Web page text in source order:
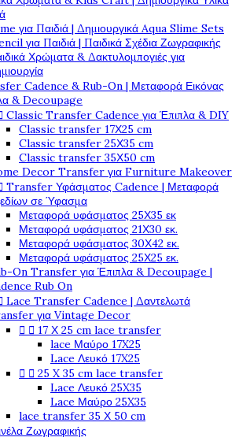
για Παιδιά | Δημιουργικά Aqua Slime Sets
για Παιδιά | Παιδικά Σχέδια Ζωγραφικής
Χρώματα & Δακτυλομπογιές για
Cadence & Rub-On | Μεταφορά Εικόνας
& Decoupage
Classic Transfer Cadence για Έπιπλα & DIY
Classic transfer 17Χ25 cm
Classic transfer 25Χ35 cm
Classic transfer 35Χ50 cm
Decor Transfer για Furniture Makeover
Transfer Υφάσματος Cadence | Μεταφορά
σε Ύφασμα
Μεταφορά υφάσματος 25Χ35 εκ
Μεταφορά υφάσματος 21Χ30 εκ.
Μεταφορά υφάσματος 30Χ42 εκ.
Μεταφορά υφάσματος 25Χ25 εκ.
On Transfer για Έπιπλα & Decoupage |
Rub On
Lace Transfer Cadence | Δαντελωτά
για Vintage Decor
  17 Χ 25 cm lace transfer
lace Μαύρο 17X25
Lace Λευκό 17X25
  25 X 35 cm lace transfer
Lace Λευκό 25X35
Lace Μαύρο 25X35
lace transfer 35 Χ 50 cm
Ζωγραφικής